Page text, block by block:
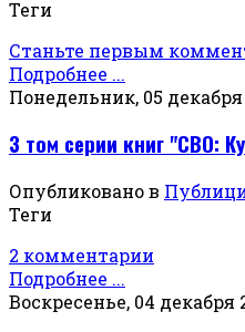
Теги
Станьте первым
Подробнее ...
Понедельник, 05 декабря
3 том серии книг "СВО:
Опубликовано в
Теги
2 комментарии
Подробнее ...
Воскресенье, 04 декабря